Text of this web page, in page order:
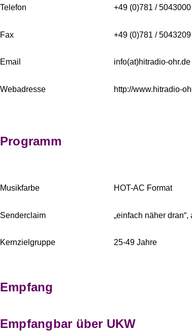
Telefon +49 (0)781 / 5043000
Fax +49 (0)781 / 5043209
Email info(at)hitradio-ohr.de
Webadresse http://www.hitradio-
Programm
Musikfarbe HOT-AC Format
Senderclaim „einfach näher
Kernzielgruppe 25-49 Jahre
Empfang
Empfangbar über UKW